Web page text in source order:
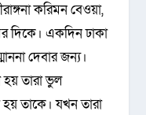
করিমন বেওয়া,
দিকে। একদিন ঢাকা
দেবার জন্য।
হয় তারা ভুল
তাকে। যখন তারা